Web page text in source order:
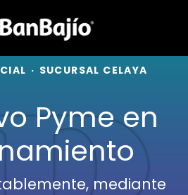
· SUCURSAL CELAYA
Pyme en
mediante